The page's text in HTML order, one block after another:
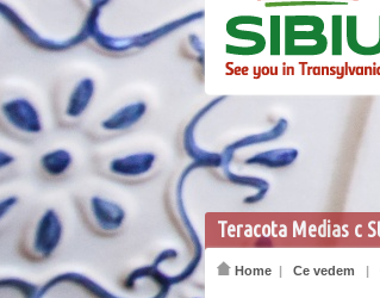
Teracota Medias c
Home | Ce vedem |